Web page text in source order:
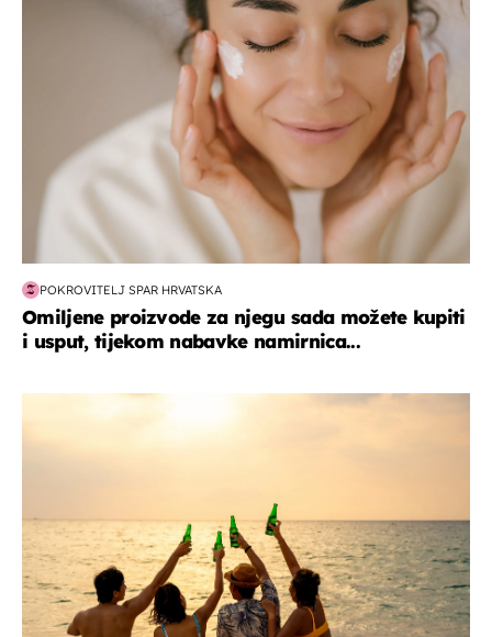
POKROVITELJ SPAR HRVATSKA
Omiljene proizvode za njegu sada možete kupiti
i usput, tijekom nabavke namirnica...